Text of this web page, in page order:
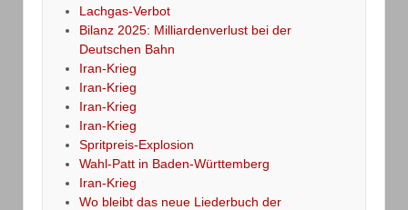
Lachgas-Verbot
Bilanz 2025: Milliardenverlust bei der
Deutschen Bahn
Iran-Krieg
Iran-Krieg
Iran-Krieg
Iran-Krieg
Spritpreis-Explosion
Wahl-Patt in Baden-Württemberg
Iran-Krieg
Wo bleibt das neue Liederbuch der